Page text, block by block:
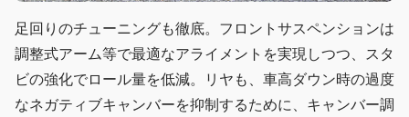
足回りのチューニングも徹底。フロントサスペンションは
調整式アーム等で最適なアライメントを実現しつつ、スタ
ビの強化でロール量を低減。リヤも、車高ダウン時の過度
なネガティブキャンバーを抑制するために、キャンバー調